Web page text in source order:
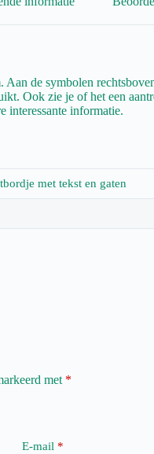
de symbolen
Ook zie je of het een
interessante informatie.
met tekst en gaten
met *
E-mail *